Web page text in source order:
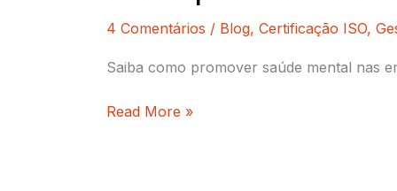
4 Comentários / Blog, Certificação ISO,
Saiba como promover saúde mental nas
Read More »